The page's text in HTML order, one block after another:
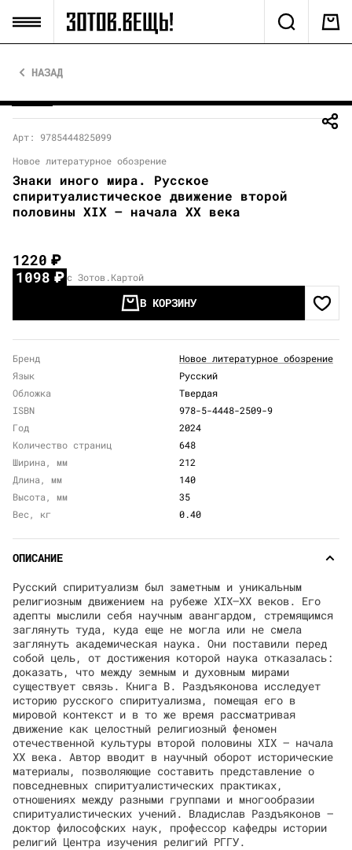
НАЗАД
Арт: 9785444825099
Новое литературное обозрение
Знаки иного мира. Русское
спиритуалистическое движение второй
половины XIX — начала XX века
1220₽
1098₽ с Зотов.Картой
В КОРЗИНУ
Бренд
Новое литературное обозрение
Язык
Русский
Обложка
Твердая
ISBN
978-5-4448-2509-9
Год
2024
Количество страниц
648
Ширина, мм
212
Длина, мм
140
Высота, мм
35
Вес, кг
0.40
ОПИСАНИЕ
Русский спиритуализм был заметным и уникальным
религиозным движением на рубеже XIX–XX веков. Его
адепты мыслили себя научным авангардом, стремящимся
заглянуть туда, куда еще не могла или не смела
заглянуть академическая наука. Они поставили перед
собой цель, от достижения которой наука отказалась:
доказать, что между земным и духовным мирами
существует связь. Книга В. Раздъяконова исследует
историю русского спиритуализма, помещая его в
мировой контекст и в то же время рассматривая
движение как целостный религиозный феномен
отечественной культуры второй половины XIX — начала
XX века. Автор вводит в научный оборот исторические
материалы, позволяющие составить представление о
повседневных спиритуалистических практиках,
отношениях между разными группами и многообразии
спиритуалистических учений. Владислав Раздъяконов —
доктор философских наук, профессор кафедры истории
религий Центра изучения религий РГГУ.